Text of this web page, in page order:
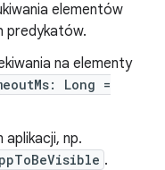
elementów
predykatów.
na elementy
Long =
np.
.